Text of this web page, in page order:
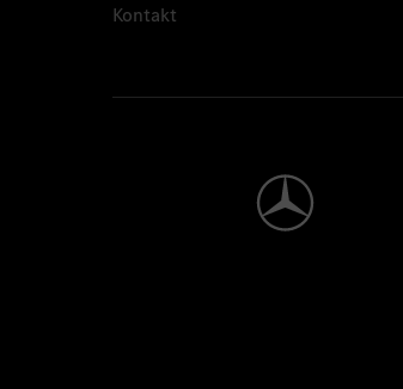
Kontakt